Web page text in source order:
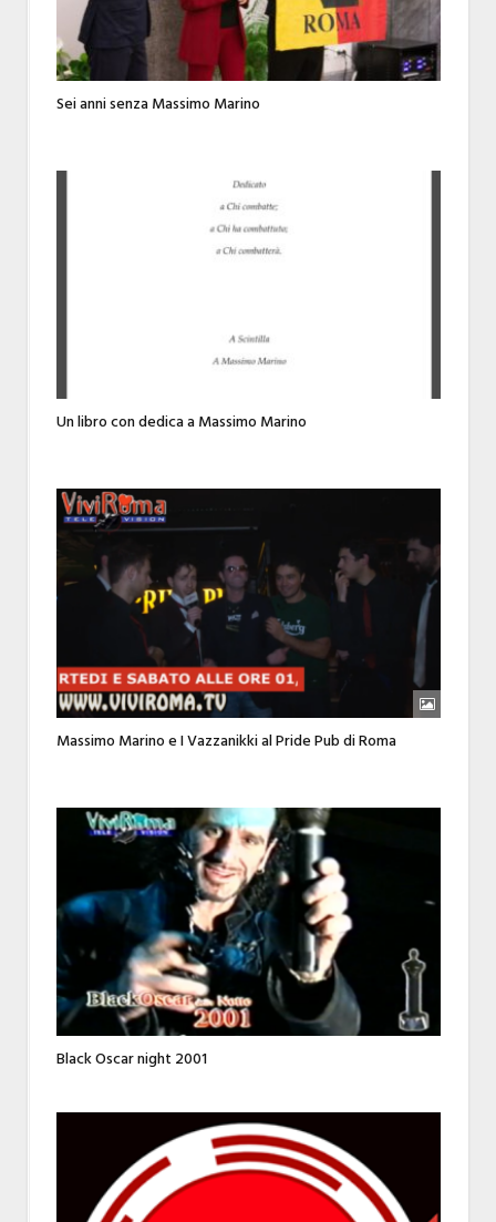
Sei anni senza Massimo Marino
Un libro con dedica a Massimo Marino
Massimo Marino e I Vazzanikki al Pride Pub di Roma
Black Oscar night 2001